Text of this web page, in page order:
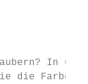
In
die Farben